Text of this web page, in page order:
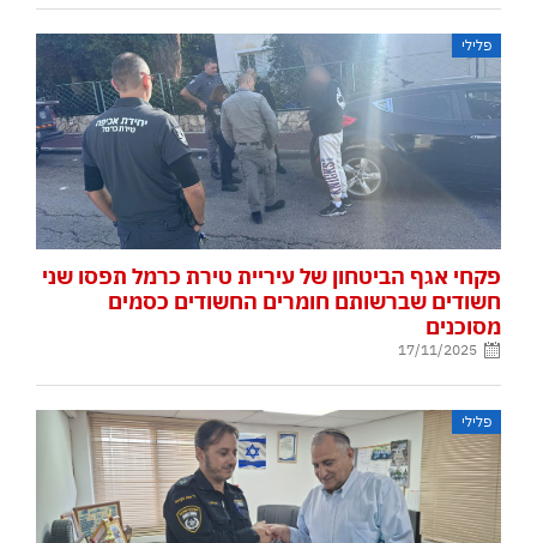
פלילי
פקחי אגף הביטחון של עיריית טירת כרמל תפסו שני
חשודים שברשותם חומרים החשודים כסמים
מסוכנים
17/11/2025
פלילי